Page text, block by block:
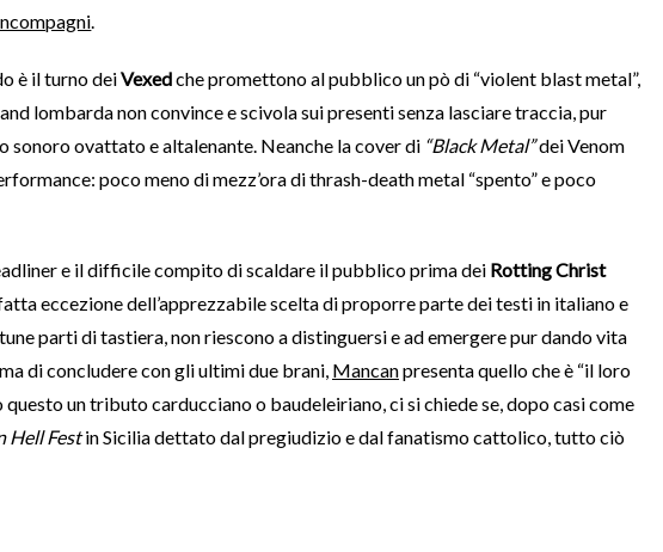
.
è il turno deiVexedche promettono al pubblico un pò di “violent blast metal”,
lombarda non convince e scivola sui presenti senza lasciare traccia, pur
sonoro ovattato e altalenante. Neanche la cover di “Black Metal”dei Venom
poco meno di mezz’ora di thrash-death metal “spento” e poco
e il difficile compito di scaldare il pubblico prima dei Rotting Christ
eccezione dell’apprezzabile scelta di proporre parte dei testi in italiano e
parti di tastiera, non riescono a distinguersi e ad emergere pur dando vita
di concludere con gli ultimi due brani, Mancanpresenta quello che è “il loro
questo un tributo carducciano o baudeleiriano, ci si chiede se, dopo casi come
Hell Festin Sicilia dettato dal pregiudizio e dal fanatismo cattolico, tutto ciò